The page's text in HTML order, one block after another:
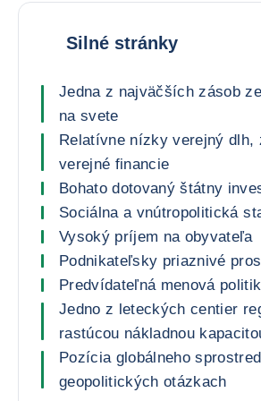
Silné stránky
Jedna z najväčších zásob
na svete
Relatívne nízky verejný dlh,
verejné financie
Bohato dotovaný štátny
Sociálna a vnútropolitická
Vysoký príjem na obyvateľa
Podnikateľsky priaznivé
Predvídateľná menová
Jedno z leteckých centier
rastúcou nákladnou
Pozícia globálneho
geopolitických otázkach